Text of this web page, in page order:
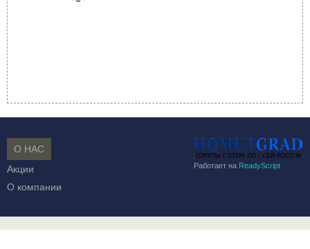
Работает на ReadyScript
О НАС
Акции
О компании